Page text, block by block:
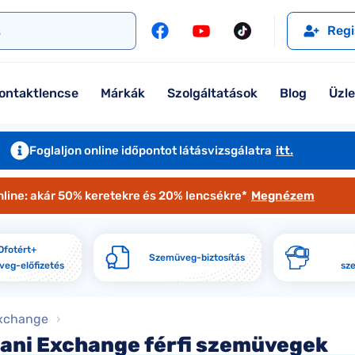
Márkák Szolgáltatások Blog
Jimmy Choo
További márkáink megtekintése
Komplett 20% minden
Szemüveglencsék
Kontaktlencse
Foglaljon online időpontot látásvizsgálatra itt.
akár 50% keretekre és 20% lencsékre* Megnézem
előfizetés
Szemüveg-biztosítás
Exchange férfi szemüvegek